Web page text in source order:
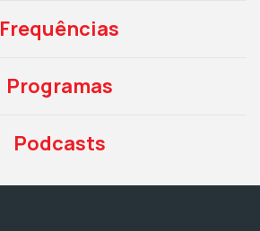
Frequências
Programas
Podcasts